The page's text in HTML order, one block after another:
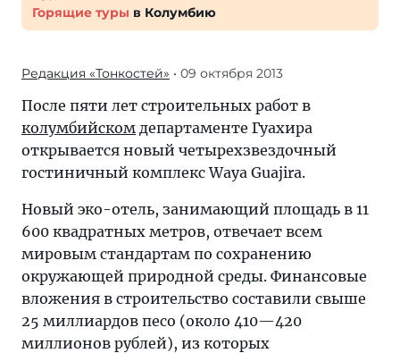
Горящие туры в Колумбию
Редакция «Тонкостей» • 09 октября 2013
После пяти лет строительных работ в
колумбийском департаменте Гуахира
открывается новый четырехзвездочный
гостиничный комплекс Waya Guajira.
Новый эко-отель, занимающий площадь в 11
600 квадратных метров, отвечает всем
мировым стандартам по сохранению
окружающей природной среды. Финансовые
вложения в строительство составили свыше
25 миллиардов песо (около 410—420
миллионов рублей), из которых